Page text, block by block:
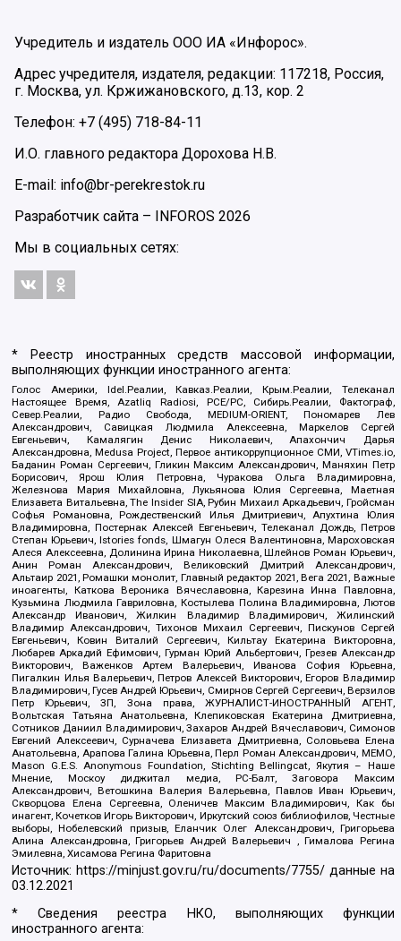
Учредитель и издатель ООО ИА «Инфорос».
Адрес учредителя, издателя, редакции: 117218, Россия,
г. Москва, ул. Кржижановского, д.13, кор. 2
Телефон: +7 (495) 718-84-11
И.О. главного редактора Дорохова Н.В.
E-mail: info@br-perekrestok.ru
Разработчик сайта –
INFOROS 2026
Мы в социальных сетях:
* Реестр иностранных средств массовой информации,
выполняющих функции иностранного агента:
Голос Америки, Idel.Реалии, Кавказ.Реалии, Крым.Реалии, Телеканал
Настоящее Время, Azatliq Radiosi, PCE/PC, Сибирь.Реалии, Фактограф,
Север.Реалии, Радио Свобода, MEDIUM-ORIENT, Пономарев Лев
Александрович, Савицкая Людмила Алексеевна, Маркелов Сергей
Евгеньевич, Камалягин Денис Николаевич, Апахончич Дарья
Александровна, Medusa Project, Первое антикоррупционное СМИ, VTimes.io,
Баданин Роман Сергеевич, Гликин Максим Александрович, Маняхин Петр
Борисович, Ярош Юлия Петровна, Чуракова Ольга Владимировна,
Железнова Мария Михайловна, Лукьянова Юлия Сергеевна, Маетная
Елизавета Витальевна, The Insider SIA, Рубин Михаил Аркадьевич, Гройсман
Софья Романовна, Рождественский Илья Дмитриевич, Апухтина Юлия
Владимировна, Постернак Алексей Евгеньевич, Телеканал Дождь, Петров
Степан Юрьевич, Istories fonds, Шмагун Олеся Валентиновна, Мароховская
Алеся Алексеевна, Долинина Ирина Николаевна, Шлейнов Роман Юрьевич,
Анин Роман Александрович, Великовский Дмитрий Александрович,
Альтаир 2021, Ромашки монолит, Главный редактор 2021, Вега 2021, Важные
иноагенты, Каткова Вероника Вячеславовна, Карезина Инна Павловна,
Кузьмина Людмила Гавриловна, Костылева Полина Владимировна, Лютов
Александр Иванович, Жилкин Владимир Владимирович, Жилинский
Владимир Александрович, Тихонов Михаил Сергеевич, Пискунов Сергей
Евгеньевич, Ковин Виталий Сергеевич, Кильтау Екатерина Викторовна,
Любарев Аркадий Ефимович, Гурман Юрий Альбертович, Грезев Александр
Викторович, Важенков Артем Валерьевич, Иванова София Юрьевна,
Пигалкин Илья Валерьевич, Петров Алексей Викторович, Егоров Владимир
Владимирович, Гусев Андрей Юрьевич, Смирнов Сергей Сергеевич, Верзилов
Петр Юрьевич, ЗП, Зона права, ЖУРНАЛИСТ-ИНОСТРАННЫЙ АГЕНТ,
Вольтская Татьяна Анатольевна, Клепиковская Екатерина Дмитриевна,
Сотников Даниил Владимирович, Захаров Андрей Вячеславович, Симонов
Евгений Алексеевич, Сурначева Елизавета Дмитриевна, Соловьева Елена
Анатольевна, Арапова Галина Юрьевна, Перл Роман Александрович, МЕМО,
Mason G.E.S. Anonymous Foundation, Stichting Bellingcat, Якутия – Наше
Мнение, Москоу диджитал медиа, РС-Балт, Заговора Максим
Александрович, Ветошкина Валерия Валерьевна, Павлов Иван Юрьевич,
Скворцова Елена Сергеевна, Оленичев Максим Владимирович, Как бы
инагент, Кочетков Игорь Викторович, Иркутский союз библиофилов, Честные
выборы, Нобелевский призыв, Еланчик Олег Александрович, Григорьева
Алина Александровна, Григорьев Андрей Валерьевич , Гималова Регина
Эмилевна, Хисамова Регина Фаритовна
Источник: https://minjust.gov.ru/ru/documents/7755/ данные на
03.12.2021
* Сведения реестра НКО, выполняющих функции
иностранного агента: